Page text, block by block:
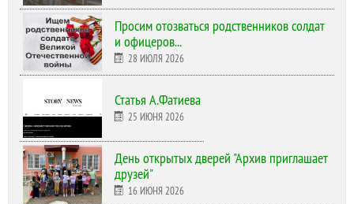
Просим отозваться родственников солдат
и офицеров...
28 ИЮЛЯ 2026
Статья А.Фатиева
25 ИЮНЯ 2026
День открытых дверей "Архив приглашает
друзей"
16 ИЮНЯ 2026